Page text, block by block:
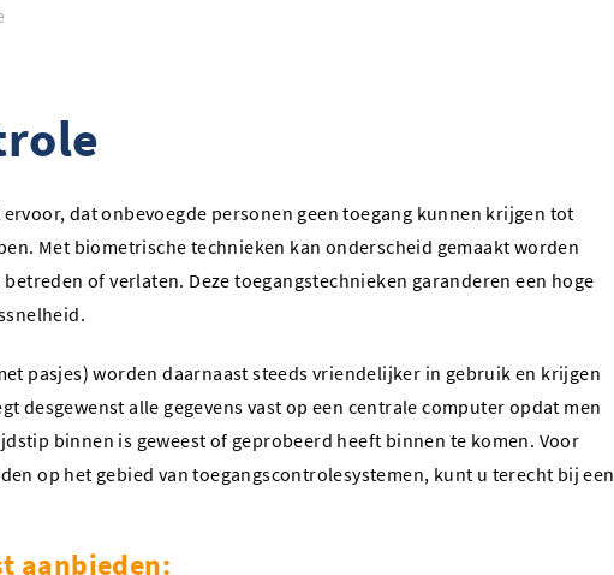
dat onbevoegde personen geen toegang kunnen krijgen tot
Met biometrische technieken kan onderscheid gemaakt worden
of verlaten. Deze toegangstechnieken garanderen een hoge
pasjes) worden daarnaast steeds vriendelijker in gebruik en krijgen
desgewenst alle gegevens vast op een centrale computer opdat men
binnen is geweest of geprobeerd heeft binnen te komen. Voor
op het gebied van toegangscontrolesystemen, kunt u terecht bij een
aanbieden: